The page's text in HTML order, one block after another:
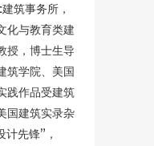
筑事务所，
化与教育类建
授，博士生导
筑学院、美国
践作品受建筑
国建筑实录杂
先锋”，